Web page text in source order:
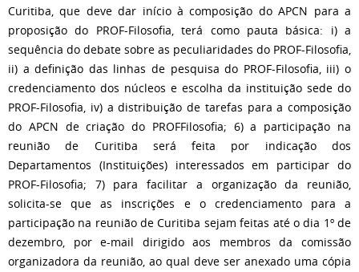
Curitiba, que deve dar início à composição do APCN para a
proposição do PROF-Filosofia, terá como pauta básica: i) a
sequência do debate sobre as peculiaridades do PROF-Filosofia,
ii) a definição das linhas de pesquisa do PROF-Filosofia, iii) o
credenciamento dos núcleos e escolha da instituição sede do
PROF-Filosofia, iv) a distribuição de tarefas para a composição
do APCN de criação do PROFFilosofia; 6) a participação na
reunião de Curitiba será feita por indicação dos
Departamentos (Instituições) interessados em participar do
PROF-Filosofia; 7) para facilitar a organização da reunião,
solicita-se que as inscrições e o credenciamento para a
participação na reunião de Curitiba sejam feitas até o dia 1º de
dezembro, por e-mail dirigido aos membros da comissão
organizadora da reunião, ao qual deve ser anexado uma cópia